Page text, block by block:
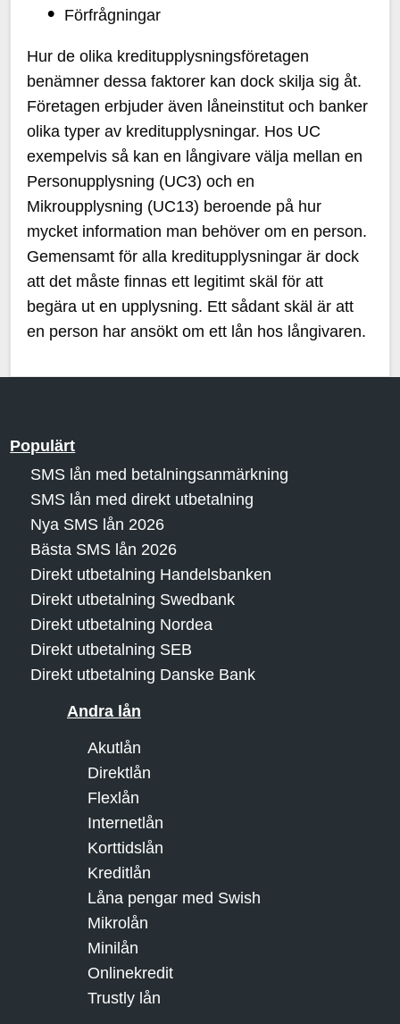
Förfrågningar
Hur de olika kreditupplysningsföretagen
benämner dessa faktorer kan dock skilja sig åt.
Företagen erbjuder även låneinstitut och banker
olika typer av kreditupplysningar. Hos UC
exempelvis så kan en långivare välja mellan en
Personupplysning (UC3) och en
Mikroupplysning (UC13) beroende på hur
mycket information man behöver om en person.
Gemensamt för alla kreditupplysningar är dock
att det måste finnas ett legitimt skäl för att
begära ut en upplysning. Ett sådant skäl är att
en person har ansökt om ett lån hos långivaren.
Populärt
SMS lån med betalningsanmärkning
SMS lån med direkt utbetalning
Nya SMS lån 2026
Bästa SMS lån 2026
Direkt utbetalning Handelsbanken
Direkt utbetalning Swedbank
Direkt utbetalning Nordea
Direkt utbetalning SEB
Direkt utbetalning Danske Bank
Andra lån
Akutlån
Direktlån
Flexlån
Internetlån
Korttidslån
Kreditlån
Låna pengar med Swish
Mikrolån
Minilån
Onlinekredit
Trustly lån